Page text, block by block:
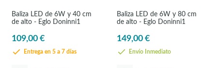
Baliza LED de 6W y 40 cm
de alto - Eglo Doninni1
109,00 €
Entrega en 5 a 7 días
Baliza LED de 6W y 80 cm
de alto - Eglo Doninni1
149,00 €
Envío Inmediato